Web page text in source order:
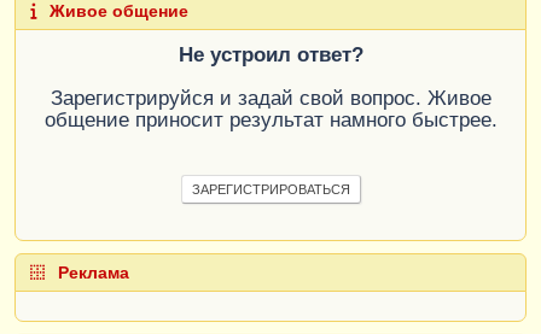
Живое общение
Не устроил ответ?
Зарегистрируйся и задай свой вопрос. Живое
общение приносит результат намного быстрее.
ЗАРЕГИСТРИРОВАТЬСЯ
Реклама